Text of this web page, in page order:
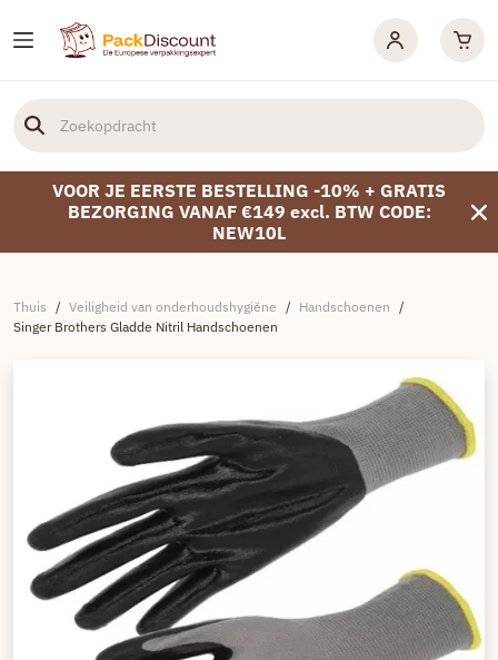
VOOR JE EERSTE BESTELLING -10% + GRATIS
BEZORGING VANAF €149 excl. BTW CODE:
NEW10L
Thuis / Veiligheid van onderhoudshygiëne / Handschoenen /
Singer Brothers Gladde Nitril Handschoenen